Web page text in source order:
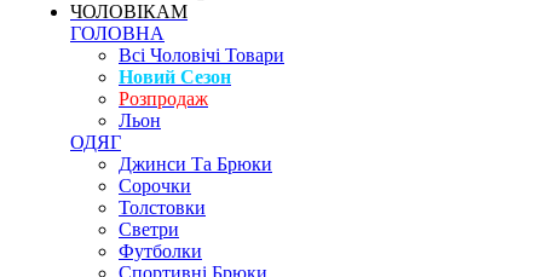
ЧОЛОВІКАМ
ГОЛОВНА
Всі Чоловічі Товари
Новий Сезон
Розпродаж
Льон
ОДЯГ
Джинси Та Брюки
Сорочки
Толстовки
Светри
Футболки
Спортивні Брюки